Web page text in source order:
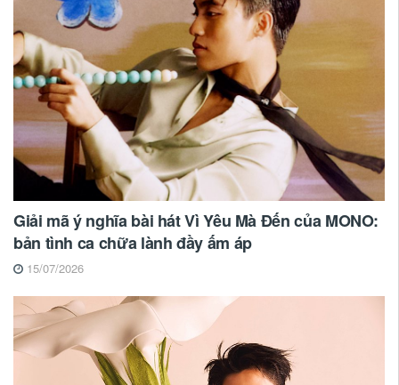
Giải mã ý nghĩa bài hát Vì Yêu Mà Đến của MONO:
bản tình ca chữa lành đầy ấm áp
15/07/2026